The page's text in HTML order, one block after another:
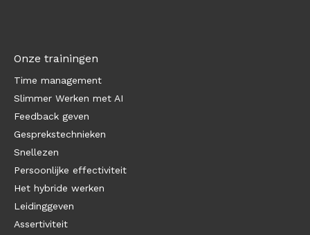
Onze trainingen
Time management
Slimmer Werken met AI
Feedback geven
Gesprekstechnieken
Snellezen
Persoonlijke effectiviteit
Het hybride werken
Leidinggeven
Assertiviteit